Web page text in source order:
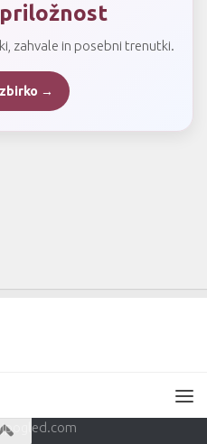
zahvale in posebni trenutki.
→